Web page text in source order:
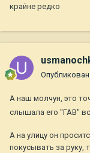
крайне редко
А наш молчун, это
слышала его "ГАВ"
А на улицу он
покусывать за руку,